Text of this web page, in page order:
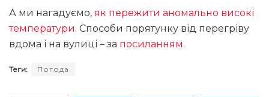
А ми нагадуємо, як пережити аномально високі
температури. Способи порятунку від перегріву
вдома і на вулиці – за посиланням.
Теги: Погода